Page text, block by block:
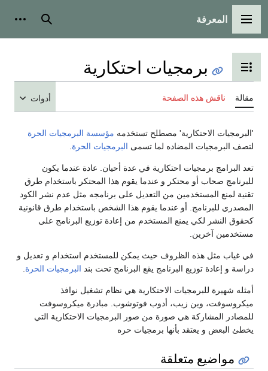
القائمة الرئيسية
المعرفة بحث
تبديل عرض جدول المحتويات
برمجيات احتكارية
مقالة ناقش هذه الصفحة أدوات
'البرمجيات الاحتكارية' مصطلح تستخدمه مؤسسة البرمجيات الحرة
لتصف البرمجيات المضاده لما تسمى البرمجيات الحرة
تعد البرامج برمجيات احتكارية في عدة أحيان. عادة عندما يكون
للبرنامج صحاب أو محتكر و عندما يقوم هذا المحتكر باستخدام طرق
تقنية لمنع المستخدمين من التعديل على برنامجه مثل عدم نشر الكود
المصدري للبرنامج. أو عندما يقوم هذا الشخص باستخدام طرق قانونية
كحقوق النشر لكي يمنع المستخدم من إعادة توزيع البرنامج على
مستخدمين آخرين.
في غياب مثل هذه الظروف حيث يمكن للمستخدم استخدام و تعديل و
دراسة و إعادة توزيع البرنامج يقع البرنامج تحت بند البرمجيات الحرة
أمثله شهيرة للبرمجيات الاحتكارية هي نظام تشغيل نوافذ
ميكروسوفت، وين زيب، أدوب فوتوشوب. مبادرة ميكروسوفت
للمصادر المشاركة هي صورة من صور البرمجيات الاحتكارية التي
يخطئ البعض و يعتقد بأنها برمجيات حره
مواضيع متعلقة